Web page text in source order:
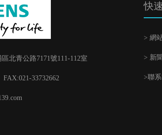
北青公路7171號111-112室
33732662
快
> 網
> 新
>聯